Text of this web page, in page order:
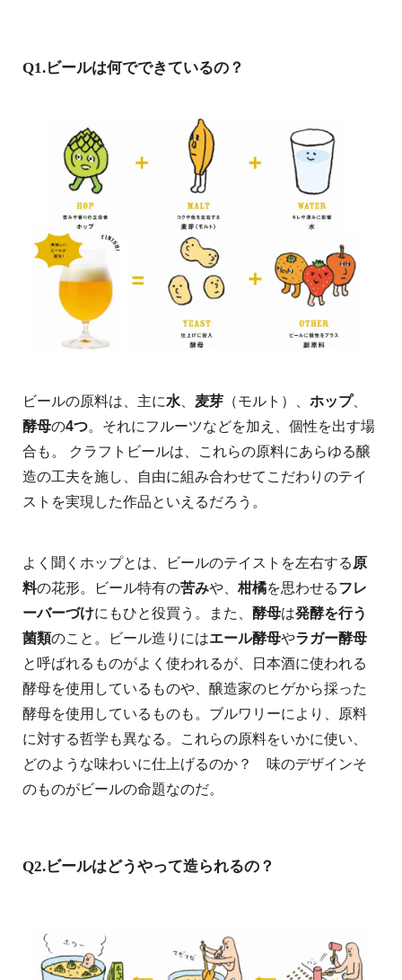
Q1.ビールは何でできているの？
ビールの原料は、主に水 麦芽 （モルト）、 ホップ、
酵母の4つ。それにフルーツなどを加え、個性を出す場
合も。 クラフトビールは、これらの原料にあらゆる醸
造の工夫を施し、自由に組み合わせてこだわりのテイ
ストを実現した作品といえるだろう。
よく聞くホップとは、ビールのテイストを左右する 原
料の花形。ビール特有の苦みや、 柑橘を思わせるフレ
ーバーづけにもひと役買う。また、 酵母は発酵を行う
菌類のこと。ビール造りにはエール酵母やラガー酵母
と呼ばれるものがよく使われるが、日本酒に使われる
酵母を使用しているものや、醸造家のヒゲから採った
酵母を使用しているものも。ブルワリーにより、原料
に対する哲学も異なる。これらの原料をいかに使い、
どのような味わいに仕上げるのか？ 味のデザインそ
のものがビールの命題なのだ。
Q2.ビールはどうやって造られるの？